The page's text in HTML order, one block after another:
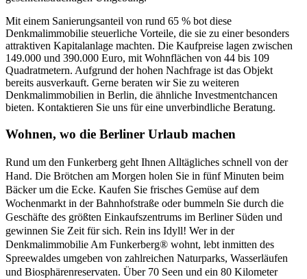
Mit einem Sanierungsanteil von rund 65 % bot diese
Denkmalimmobilie steuerliche Vorteile, die sie zu einer besonders
attraktiven Kapitalanlage machten. Die Kaufpreise lagen zwischen
149.000 und 390.000 Euro, mit Wohnflächen von 44 bis 109
Quadratmetern. Aufgrund der hohen Nachfrage ist das Objekt
bereits ausverkauft. Gerne beraten wir Sie zu weiteren
Denkmalimmobilien in Berlin, die ähnliche Investmentchancen
bieten. Kontaktieren Sie uns für eine unverbindliche Beratung.
Wohnen, wo die Berliner Urlaub machen
Rund um den Funkerberg geht Ihnen Alltägliches schnell von der
Hand. Die Brötchen am Morgen holen Sie in fünf Minuten beim
Bäcker um die Ecke. Kaufen Sie frisches Gemüse auf dem
Wochenmarkt in der Bahnhofstraße oder bummeln Sie durch die
Geschäfte des größten Einkaufszentrums im Berliner Süden und
gewinnen Sie Zeit für sich. Rein ins Idyll! Wer in der
Denkmalimmobilie Am Funkerberg® wohnt, lebt inmitten des
Spreewaldes umgeben von zahlreichen Naturparks, Wasserläufen
und Biosphärenreservaten. Über 70 Seen und ein 80 Kilometer